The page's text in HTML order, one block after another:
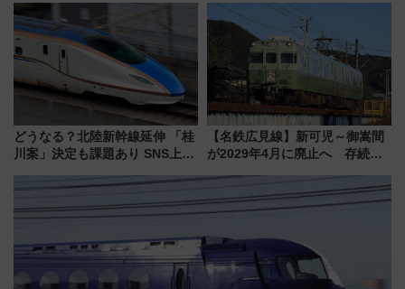
客室」や海鮮丼が人気の朝食ビ
ュッフェを現地レポ
来春のGW旅行まで狙える激ア
ツ路線まとめ（8/10まで）
どうなる？北陸新幹線延伸 「桂
川案」決定も課題あり SNS上の
【名鉄広見線】新可児～御嵩間
が2029年4月に廃止へ 存続協